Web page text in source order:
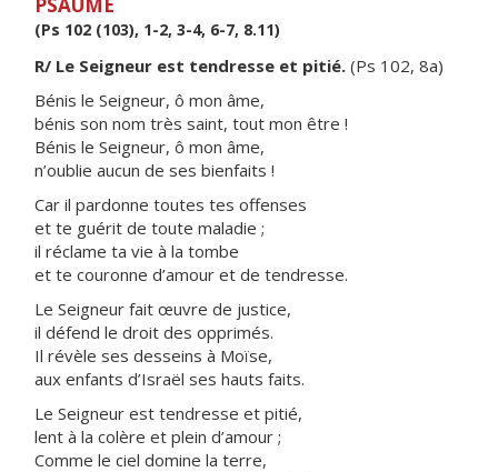
(Ps 102 (103), 1-2, 3-4, 6-7, 8.11)
R/ Le Seigneur est tendresse et pitié. (Ps 102, 8a)
Bénis le Seigneur, ô mon âme,
bénis son nom très saint, tout mon être !
Bénis le Seigneur, ô mon âme,
n’oublie aucun de ses bienfaits !
Car il pardonne toutes tes offenses
et te guérit de toute maladie ;
il réclame ta vie à la tombe
et te couronne d’amour et de tendresse.
Le Seigneur fait œuvre de justice,
il défend le droit des opprimés.
Il révèle ses desseins à Moïse,
aux enfants d’Israël ses hauts faits.
Le Seigneur est tendresse et pitié,
lent à la colère et plein d’amour ;
Comme le ciel domine la terre,